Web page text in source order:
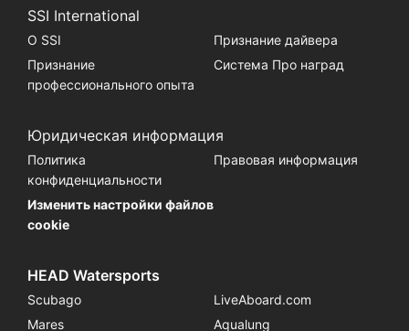
SSI International
О SSI
Признание дайвера
Признание
профессионального опыта
Система Про наград
Юридическая информация
Политика
конфиденциальности
Правовая информация
Изменить настройки файлов
cookie
HEAD Watersports
Scubago
LiveAboard.com
Mares
Aqualung